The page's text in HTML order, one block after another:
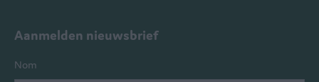
Aanmelden nieuwsbrief
Nom